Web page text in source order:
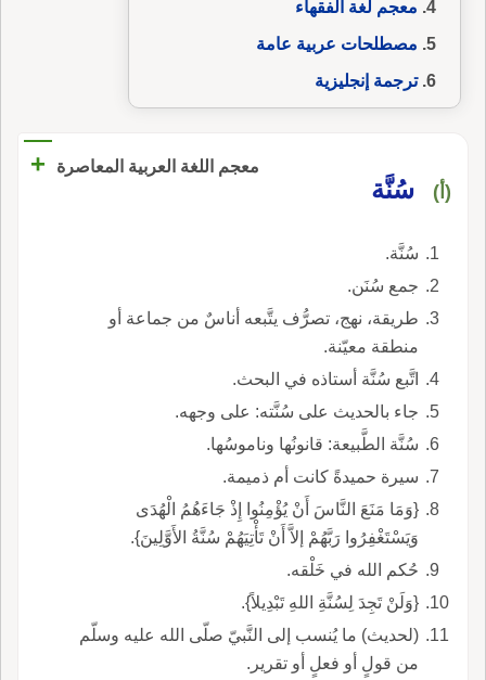
معجم لغة الفقهاء
مصطلحات عربية عامة
ترجمة إنجليزية
معجم اللغة العربية المعاصرة +
(أ) سُنَّة
سُنَّة.
جمع سُنَن.
طريقة، نهج، تصرُّف يتَّبعه أناسٌ من جماعة أو
منطقة معيّنة.
اتَّبع سُنَّة أستاذه في البحث.
جاء بالحديث على سُنَّته: على وجهه.
سُنَّة الطَّبيعة: قانونُها وناموسُها.
سيرة حميدةً كانت أم ذميمة.
{وَمَا مَنَعَ النَّاسَ أَنْ يُؤْمِنُوا إِذْ جَاءَهُمُ الْهُدَى
وَيَسْتَغْفِرُوا رَبَّهُمْ إلاَّ أَنْ تَأْتِيَهُمْ سُنَّةُ الأَوَّلِينَ}.
حُكم الله في خَلْقه.
{وَلَنْ تَجِدَ لِسُنَّةِ اللهِ تَبْدِيلاً}.
(لحديث) ما يُنسب إلى النَّبيّ صلّى الله عليه وسلّم
من قولٍ أو فعلٍ أو تقرير.